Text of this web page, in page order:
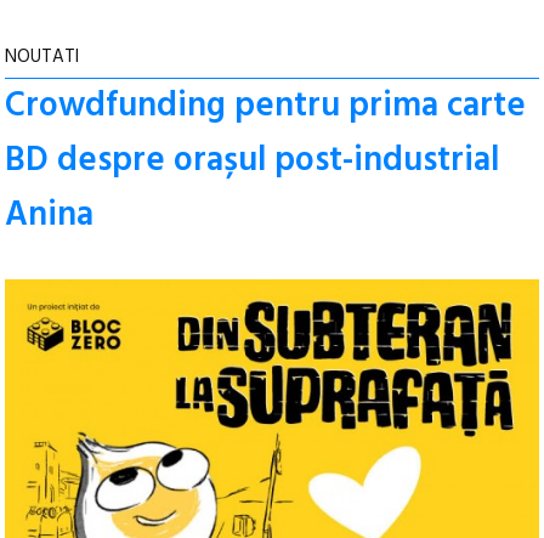
NOUTATI
Crowdfunding pentru prima carte
BD despre orașul post-industrial
Anina